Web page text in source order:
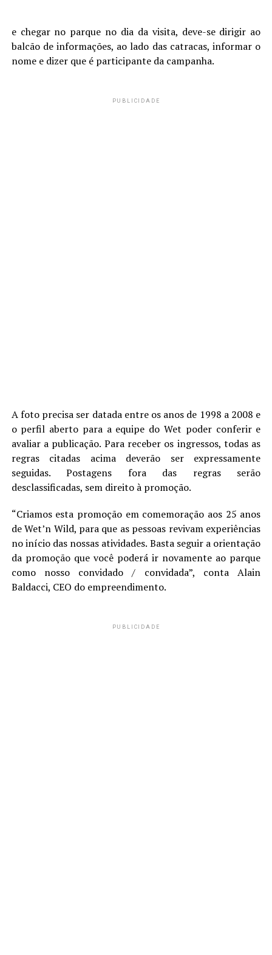
e chegar no parque no dia da visita, deve-se dirigir ao
balcão de informações, ao lado das catracas, informar o
nome e dizer que é participante da campanha.
PUBLICIDADE
A foto precisa ser datada entre os anos de 1998 a 2008 e
o perfil aberto para a equipe do Wet poder conferir e
avaliar a publicação. Para receber os ingressos, todas as
regras citadas acima deverão ser expressamente
seguidas. Postagens fora das regras serão
desclassificadas, sem direito à promoção.
“Criamos esta promoção em comemoração aos 25 anos
de Wet’n Wild, para que as pessoas revivam experiências
no início das nossas atividades. Basta seguir a orientação
da promoção que você poderá ir novamente ao parque
como nosso convidado / convidada”, conta Alain
Baldacci, CEO do empreendimento.
PUBLICIDADE